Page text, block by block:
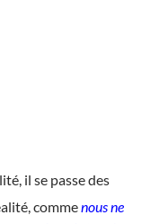
il se passe des
commenous ne